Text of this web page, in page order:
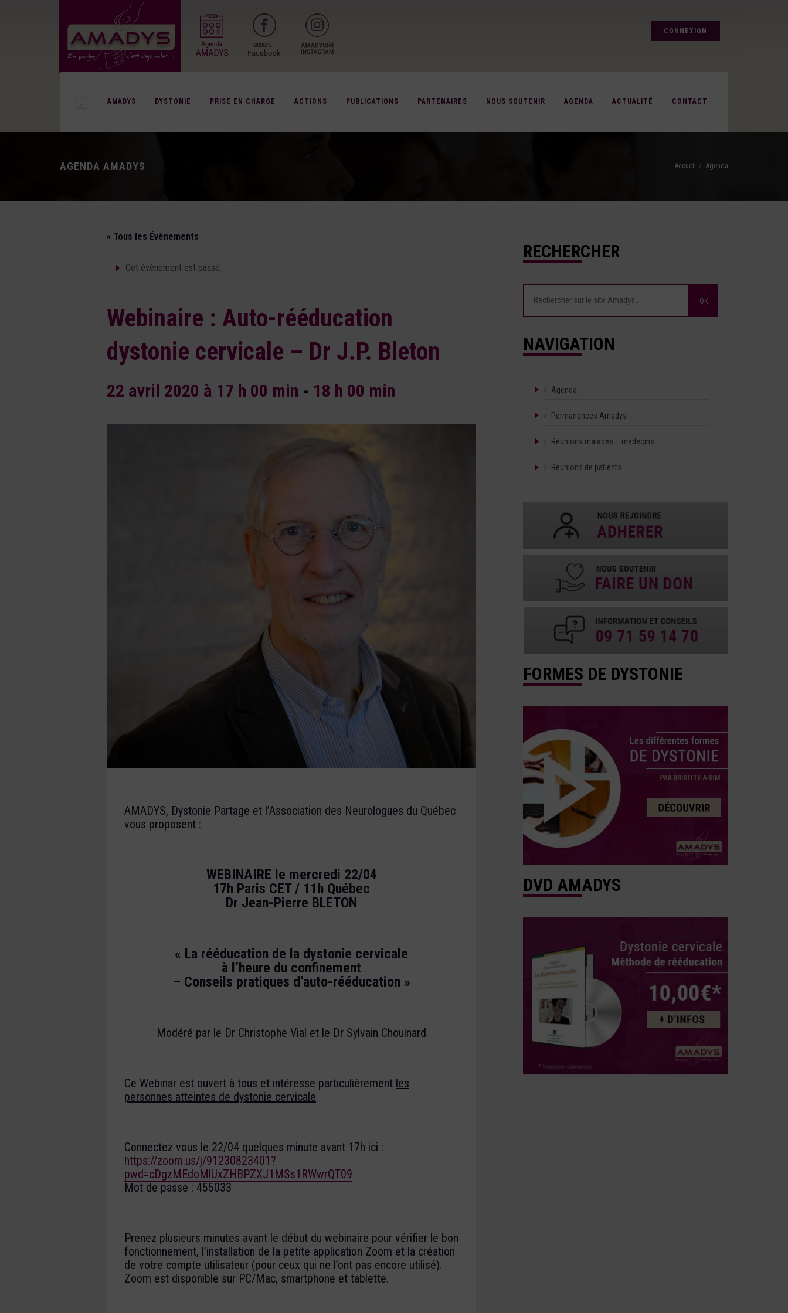
CONNEXION
AMADYS DYSTONIE PRISE EN CHARGE ACTIONS PUBLICATIONS PARTENAIRES NOUS SOUTENIR AGENDA ACTUALITÉ CONTACT
AGENDA AMADYS Accueil Agenda
« Tous les Évènements
Cet évènement est passé.
Webinaire : Auto-rééducation
dystonie cervicale – Dr J.P. Bleton
22 avril 2020 à 17 h 00 min - 18 h 00 min
AMADYS, Dystonie Partage et l’Association des Neurologues du Québec
vous proposent :
WEBINAIRE le mercredi 22/04
17h Paris CET / 11h Québec
Dr Jean-Pierre BLETON
« La rééducation de la dystonie cervicale
à l’heure du confinement
– Conseils pratiques d’auto-rééducation »
Modéré par le Dr Christophe Vial et le Dr Sylvain Chouinard
Ce Webinar est ouvert à tous et intéresse particulièrement les
personnes atteintes de dystonie cervicale.
Connectez vous le 22/04 quelques minute avant 17h ici :
https://zoom.us/j/91230823401?
pwd=cDgzMEdoMlUxZHBPZXJ1MSs1RWwrQT09
Mot de passe : 455033
Prenez plusieurs minutes avant le début du webinaire pour vérifier le bon
fonctionnement, l’installation de la petite application Zoom et la création
de votre compte utilisateur (pour ceux qui ne l’ont pas encore utilisé).
Zoom est disponible sur PC/Mac, smartphone et tablette.
RECHERCHER
NAVIGATION
Agenda
Permanences Amadys
Réunions malades – médecins
Réunions de patients
FORMES DE DYSTONIE
DVD AMADYS